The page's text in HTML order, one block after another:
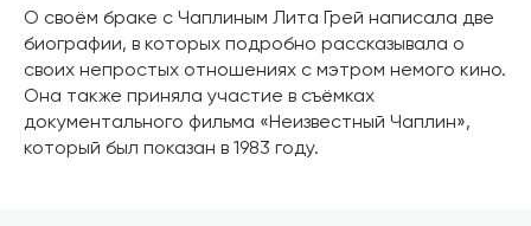
О своём браке с Чаплиным Лита Грей написала две
биографии, в которых подробно рассказывала о
своих непростых отношениях с мэтром немого кино.
Она также приняла участие в съёмках
документального фильма «Неизвестный Чаплин»,
который был показан в 1983 году.